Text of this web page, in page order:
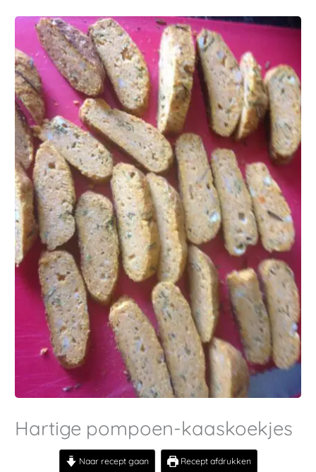
Hartige pompoen-kaaskoekjes
Naar recept gaan Recept afdrukken